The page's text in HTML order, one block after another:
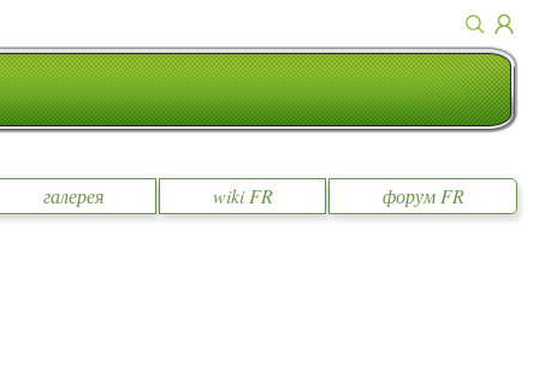
галерея wiki FR форум FR